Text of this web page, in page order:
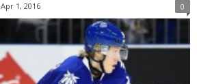
Apr 1, 2016 0